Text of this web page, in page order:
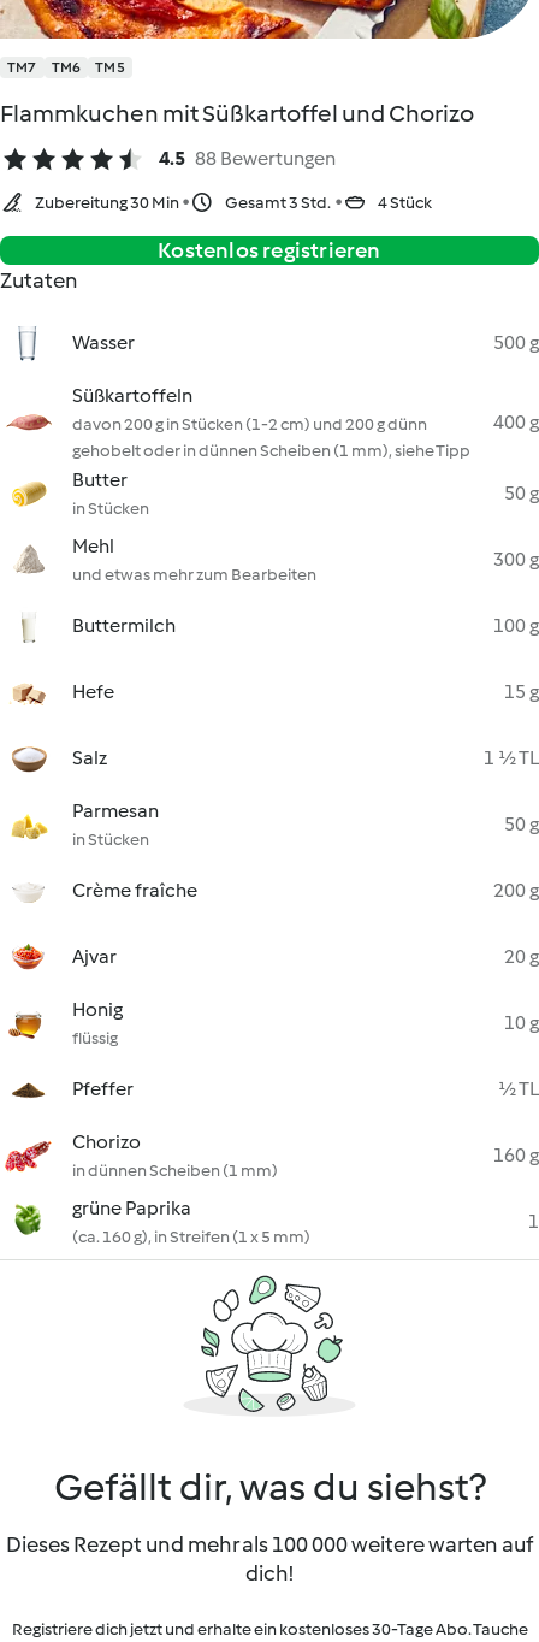
TM7 TM6 TM5
Flammkuchen mit Süßkartoffel und Chorizo
4.5 88 Bewertungen
Zubereitung 30 Min Gesamt 3 Std. 4 Stück
Kostenlos registrieren
Zutaten
Wasser 500 g
Süßkartoffeln
davon 200 g in Stücken (1-2 cm) und 200 g dünn
gehobelt oder in dünnen Scheiben (1 mm), siehe Tipp
400 g
Butter
in Stücken
50 g
Mehl
und etwas mehr zum Bearbeiten
300 g
Buttermilch 100 g
Hefe 15 g
Salz 1 ½ TL
Parmesan
in Stücken
50 g
Crème fraîche 200 g
Ajvar 20 g
Honig
flüssig
10 g
Pfeffer ½ TL
Chorizo
in dünnen Scheiben (1 mm)
160 g
grüne Paprika
(ca. 160 g), in Streifen (1 x 5 mm)
1
Gefällt dir, was du siehst?
Dieses Rezept und mehr als 100 000 weitere warten auf
dich!
Registriere dich jetzt und erhalte ein kostenloses 30-Tage Abo. Tauche